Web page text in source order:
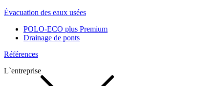
Évacuation des eaux usées
POLO-ECO plus Premium
Drainage de ponts
Références
L`entreprise